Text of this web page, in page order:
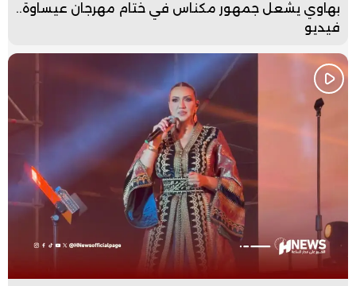
بهاوي يشعل جمهور مكناس في ختام مهرجان عيساوة..
فيديو